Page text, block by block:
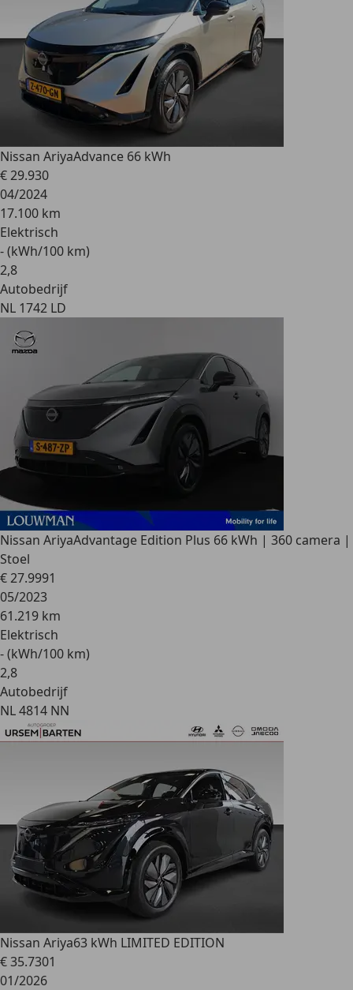
Nissan AriyaAdvance 66 kWh
€ 29.930
04/2024
17.100 km
Elektrisch
- (kWh/100 km)
2,8
Autobedrijf
NL 1742 LD
Nissan AriyaAdvantage Edition Plus 66 kWh | 360 camera |
Stoel
€ 27.9991
05/2023
61.219 km
Elektrisch
- (kWh/100 km)
2,8
Autobedrijf
NL 4814 NN
Nissan Ariya63 kWh LIMITED EDITION
€ 35.7301
01/2026